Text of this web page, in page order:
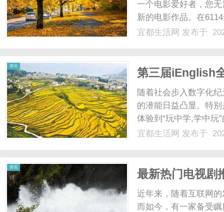
一个电影爱好者，您
新的电影作品。在
台。无论是动作片、
宜都生活网 发布于
资讯
第三届iEnglish
随着社会步入数字化
的潜能日益凸显。特
体验到“玩中学,学中玩
19日)晚上7点,国内首
宜都生活网 发布于
资讯
最新热门电视剧
视剧》
近年来，随着互联网
而如今，有一家备受